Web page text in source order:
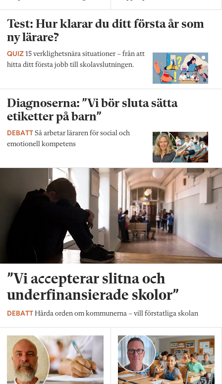
Test: Hur klarar du ditt första år som
ny lärare?
QUIZ 15 verklighetsnära situationer – från att
hitta ditt första jobb till skolavslutningen.
Diagnoserna: ”Vi bör sluta sätta
etiketter på barn”
DEBATT Så arbetar läraren för social och
emotionell kompetens
”Vi accepterar slitna och
underfinansierade skolor”
DEBATT Hårda orden om kommunerna – vill förstatliga skolan